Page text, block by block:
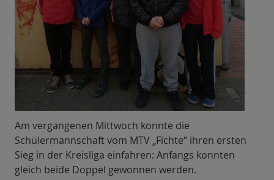
Am vergangenen Mittwoch konnte die
Schülermannschaft vom MTV „Fichte“ ihren ersten
Sieg in der Kreisliga einfahren: Anfangs konnten
gleich beide Doppel gewonnen werden.